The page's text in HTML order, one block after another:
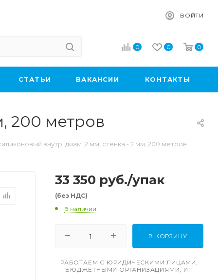
ВОЙТИ
0 0 0
CТАТЬИ ВАКАНСИИ КОНТАКТЫ
200 метров
внутр. диам. 2 мм, стенка - 2 мм, 200 метров
33 350 руб./упак
(без НДС)
В наличии
В КОРЗИНУ
РАБОТАЕМ С ЮРИДИЧЕСКИМИ ЛИЦАМИ,
БЮДЖЕТНЫМИ ОРГАНИЗАЦИЯМИ, ИП